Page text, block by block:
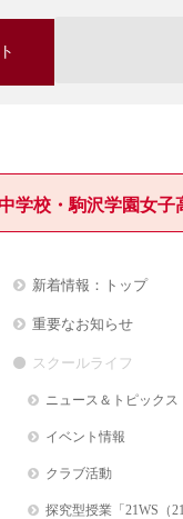
学校・駒沢学園女子
新着情報：トップ
重要なお知らせ
スクールライフ
ニュース＆トピックス
イベント情報
クラブ活動
探究型授業「21WS（